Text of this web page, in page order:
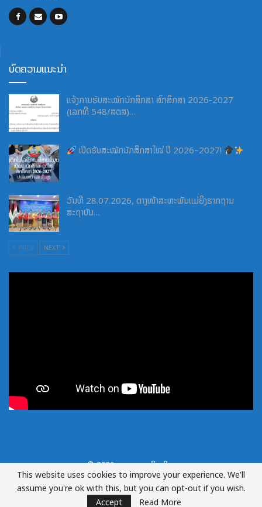
ບົດຄວາມແນະນຳ
ແຈ້ງການຮັບສະໝັກນັກສຶກສາ ສົກສຶກສາ 2026-2027
(ເລກທີ 548/ສຕສ)…
ເປີດຮັບສະໝັກນັກສຶກສາໃໝ່ ປີ 2026–2027!
ວັນທີ 28.07.2026, ຕາງໜ້າສະຫະພັນແມ່ຍິງຮາກຖານ
ສະຖາບັນ…
PREV NEXT
© 2026 - . ສະຫງວນລິຂະສິດ.
ອອກແບບ ແລະ ພັດທະນາໂດຍ: ພະແນກຄຸ້ມຄອງ ແລະ ພັດທະນາໄອຊີທີ, ສຕສ
This website uses cookies to improve your experience. We'll
assume you're ok with this, but you can opt-out if you wish.
Accept
Read More